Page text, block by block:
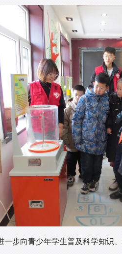
步向青少年学生普及科学知